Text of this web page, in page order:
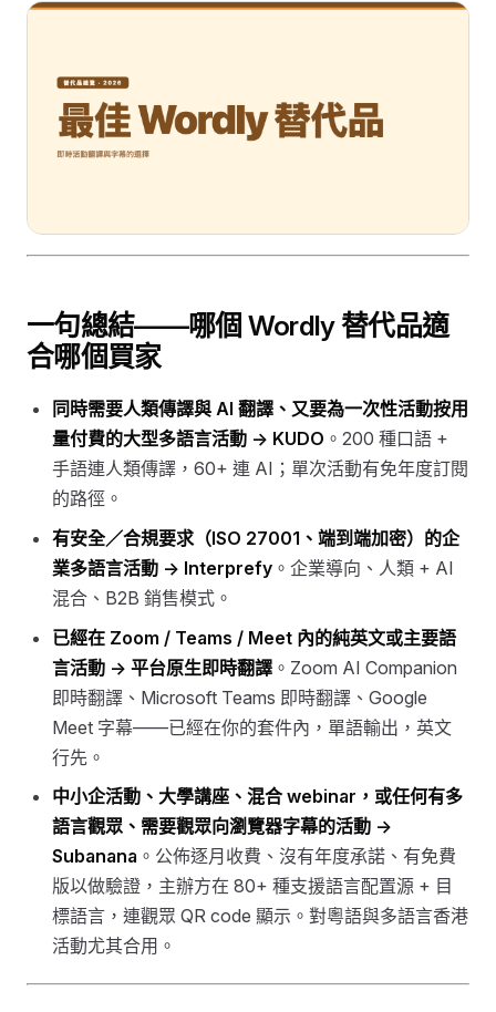
一句總結——哪個 Wordly 替代品適
合哪個買家
同時需要人類傳譯與 AI 翻譯、又要為一次性活動按用
量付費的大型多語言活動 → KUDO 。200 種口語 +
手語連人類傳譯，60+ 連 AI；單次活動有免年度訂閱
的路徑。
有安全／合規要求（ISO 27001、端到端加密）的企
業多語言活動 → Interprefy 。企業導向、人類 + AI
混合、B2B 銷售模式。
已經在 Zoom / Teams / Meet 內的純英文或主要語
言活動 → 平台原生即時翻譯 。Zoom AI Companion
即時翻譯、Microsoft Teams 即時翻譯、Google
Meet 字幕——已經在你的套件內，單語輸出，英文
行先。
中小企活動、大學講座、混合 webinar，或任何有多
語言觀眾、需要觀眾向瀏覽器字幕的活動 →
Subanana 。公佈逐月收費、沒有年度承諾、有免費
版以做驗證，主辦方在 80+ 種支援語言配置源 + 目
標語言，連觀眾 QR code 顯示。對粵語與多語言香港
活動尤其合用。